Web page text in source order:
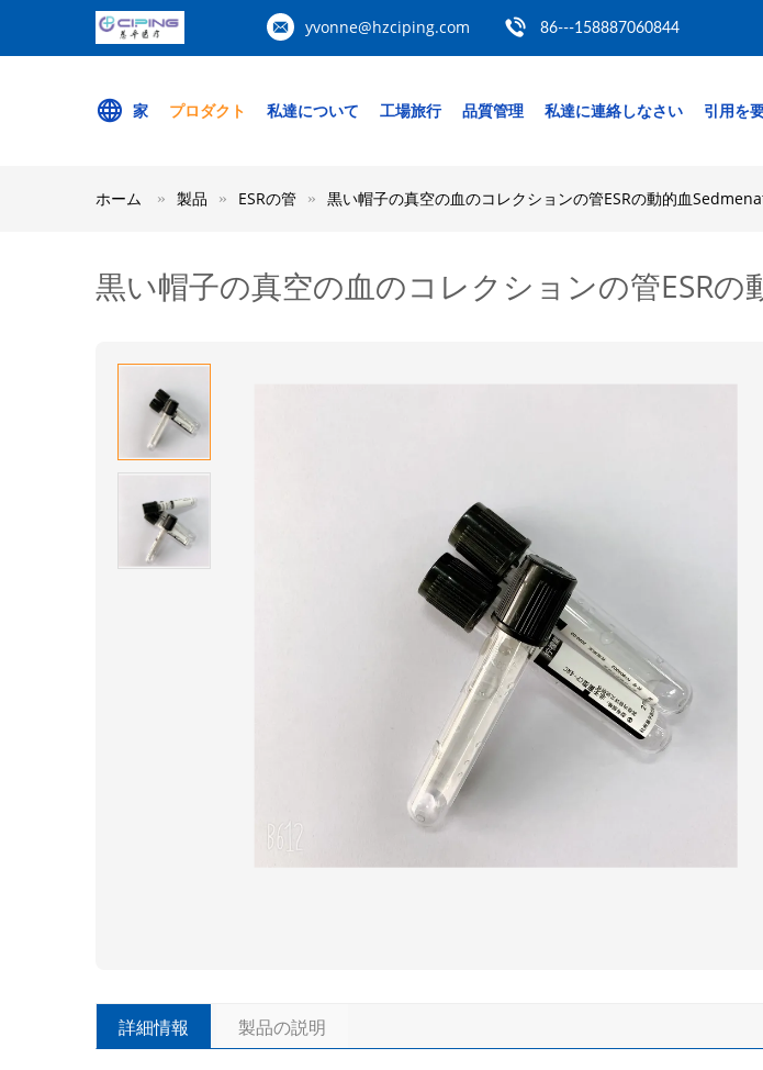
yvonne@hzciping.com 86---158887060844
家 プロダクト 私達について 工場旅行 品質管理 私達に連絡しなさい 引用を
ホーム 製品 ESRの管 黒い帽子の真空の血のコレクションの管ESRの動的血
黒い帽子の真空の血のコレクションの管ESR
詳細情報 製品の説明